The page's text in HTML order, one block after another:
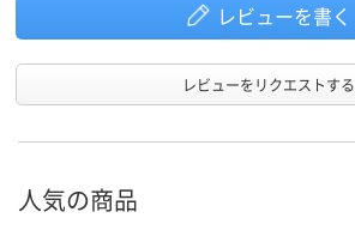
レビューを書く
レビューをリクエストする
人気の商品